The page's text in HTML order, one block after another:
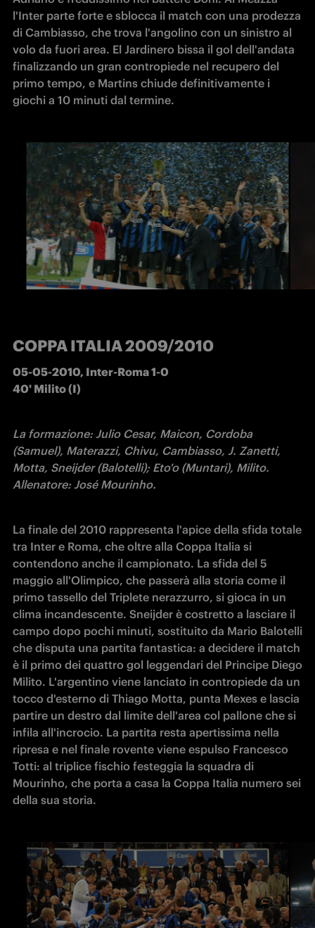
l'Inter parte forte e sblocca il match con una prodezza
di Cambiasso, che trova l'angolino con un sinistro al
volo da fuori area. El Jardinero bissa il gol dell'andata
finalizzando un gran contropiede nel recupero del
primo tempo, e Martins chiude definitivamente i
giochi a 10 minuti dal termine.
COPPA ITALIA 2009/2010
05-05-2010, Inter-Roma 1-0
40' Milito (I)
La formazione: Julio Cesar, Maicon, Cordoba
(Samuel), Materazzi, Chivu, Cambiasso, J. Zanetti,
Motta, Sneijder (Balotelli); Eto'o (Muntari), Milito.
Allenatore: José Mourinho.
La finale del 2010 rappresenta l'apice della sfida totale
tra Inter e Roma, che oltre alla Coppa Italia si
contendono anche il campionato. La sfida del 5
maggio all'Olimpico, che passerà alla storia come il
primo tassello del Triplete nerazzurro, si gioca in un
clima incandescente. Sneijder è costretto a lasciare il
campo dopo pochi minuti, sostituito da Mario Balotelli
che disputa una partita fantastica: a decidere il match
è il primo dei quattro gol leggendari del Principe Diego
Milito. L'argentino viene lanciato in contropiede da un
tocco d'esterno di Thiago Motta, punta Mexes e lascia
partire un destro dal limite dell'area col pallone che si
infila all'incrocio. La partita resta apertissima nella
ripresa e nel finale rovente viene espulso Francesco
Totti: al triplice fischio festeggia la squadra di
Mourinho, che porta a casa la Coppa Italia numero sei
della sua storia.